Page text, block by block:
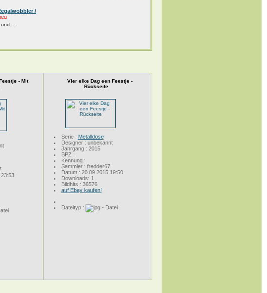
/
....
- Mit
Vier elke Dag een Feestje -
Rückseite
Serie : Metalldose
Designer : unbekannt
Jahrgang : 2015
BPZ :
Kennung :
Sammler : fredder67
Datum : 20.09.2015 19:50
Downloads: 1
Bildhits : 36576
auf Ebay kaufen!
Dateityp :